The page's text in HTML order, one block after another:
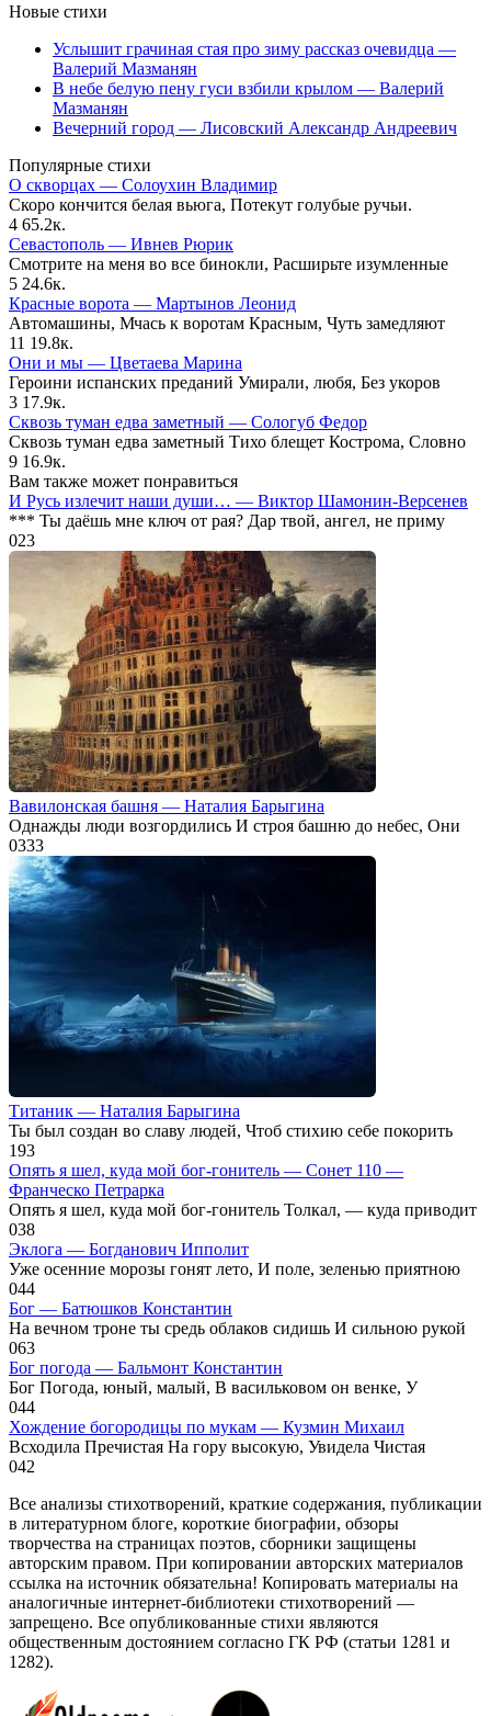
Новые стихи
Услышит грачиная стая про зиму рассказ очевидца —
Валерий Мазманян
В небе белую пену гуси взбили крылом — Валерий
Мазманян
Вечерний город — Лисовский Александр Андреевич
Популярные стихи
О скворцах — Солоухин Владимир
Скоро кончится белая вьюга, Потекут голубые ручьи.
4 65.2к.
Севастополь — Ивнев Рюрик
Смотрите на меня во все бинокли, Расширьте изумленные
5 24.6к.
Красные ворота — Мартынов Леонид
Автомашины, Мчась к воротам Красным, Чуть замедляют
11 19.8к.
Они и мы — Цветаева Марина
Героини испанских преданий Умирали, любя, Без укоров
3 17.9к.
Сквозь туман едва заметный — Сологуб Федор
Сквозь туман едва заметный Тихо блещет Кострома, Словно
9 16.9к.
Вам также может понравиться
И Русь излечит наши души… — Виктор Шамонин-Версенев
*** Ты даёшь мне ключ от рая? Дар твой, ангел, не приму
023
Вавилонская башня — Наталия Барыгина
Однажды люди возгордились И строя башню до небес, Они
0333
Титаник — Наталия Барыгина
Ты был создан во славу людей, Чтоб стихию себе покорить
193
Опять я шел, куда мой бог-гонитель — Сонет 110 —
Франческо Петрарка
Опять я шел, куда мой бог-гонитель Толкал, — куда приводит
038
Эклога — Богданович Ипполит
Уже осенние морозы гонят лето, И поле, зеленью приятною
044
Бог — Батюшков Константин
На вечном троне ты средь облаков сидишь И сильною рукой
063
Бог погода — Бальмонт Константин
Бог Погода, юный, малый, В васильковом он венке, У
044
Хождение богородицы по мукам — Кузмин Михаил
Всходила Пречистая На гору высокую, Увидела Чистая
042
Все анализы стихотворений, краткие содержания, публикации
в литературном блоге, короткие биографии, обзоры
творчества на страницах поэтов, сборники защищены
авторским правом. При копировании авторских материалов
ссылка на источник обязательна! Копировать материалы на
аналогичные интернет-библиотеки стихотворений —
запрещено. Все опубликованные стихи являются
общественным достоянием согласно ГК РФ (статьи 1281 и
1282).